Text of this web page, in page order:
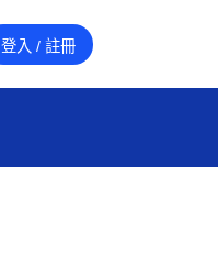
登入 / 註冊